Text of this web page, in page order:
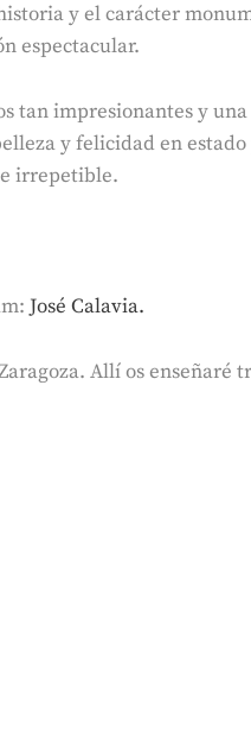
y el carácter
espectacular.
tan impresionantes y
y felicidad en
irrepetible.
José Calavia.
Allí os enseñaré